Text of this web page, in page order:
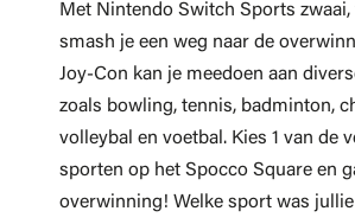
Met Nintendo Switch Sports zwaai,
smash je een weg naar de
Joy-Con kan je meedoen aan
zoals bowling, tennis, badminton,
volleybal en voetbal. Kies 1 van de
sporten op het Spocco Square en
overwinning! Welke sport was